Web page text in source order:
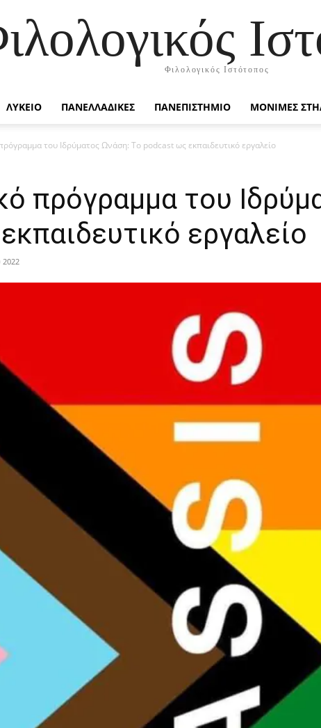
Φιλολογικός Ιστότοπος
ΛΥΚΕΙΟ ΠΑΝΕΛΛΑΔΙΚΕΣ ΠΑΝΕΠΙΣΤΗΜΙΟ ΜΟΝΙΜΕΣ
του Ιδρύματος Ωνάση: Το podcast ως εκπαιδευτικό εργαλείο
πρόγραμμα του
εργαλείο